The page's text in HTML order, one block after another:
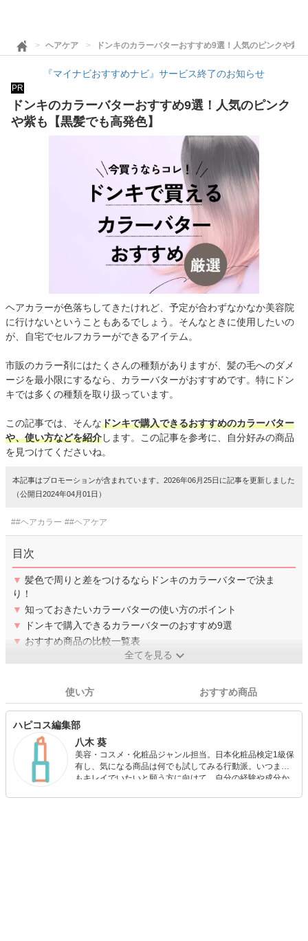
ヘアケア ドンキのカラーバターおすすめ9選！人気のピンクや紫
『マイナビおすすめナビ』サービス終了のお知らせ
PR
ドンキのカラーバターおすすめ9選！人気のピンク
や紫も【黒髪でも高発色】
ヘアカラーが色落ちしてきたけれど、予定が合わずなかなか美容院
に行けないということもあるでしょう。そんなときに使用したいの
が、自宅でセルフカラーができるアイテム。
市販のカラー剤にはたくさんの種類がありますが、髪の毛へのダメ
ージを最小限にするなら、カラーバターがおすすめです。特にドン
キでは多くの種類を取り扱っています。
この記事では、そんなドンキで購入できるおすすめのカラーバター
や、使い方などを紹介します。この記事を参考に、自分好みの商品
を見つけてくださいね。
本記事はプロモーションが含まれています。2026年06月25日に記事を更新しました
（公開日2024年04月01日）
##ヘアカラー ##ヘアケア
目次
▼ 髪色で周りと差をつけるならドンキのカラーバターで決ま
り！
▼ 知っておきたいカラーバターの使い方のポイント
▼
ドンキで購入できるカラーバターのおすすめ9選
▼ おすすめ商品の比較一覧表
全てを見る
使い方 おすすめ商品
ハピコス編集部
八木 葵
美容・コスメ・化粧品ジャンル担当。日本化粧品検定1級保
有し、気になる商品は何でも試してみる行動派。いつまで
もキレイでいたいと願う方に向けて、自分の経験や成分か